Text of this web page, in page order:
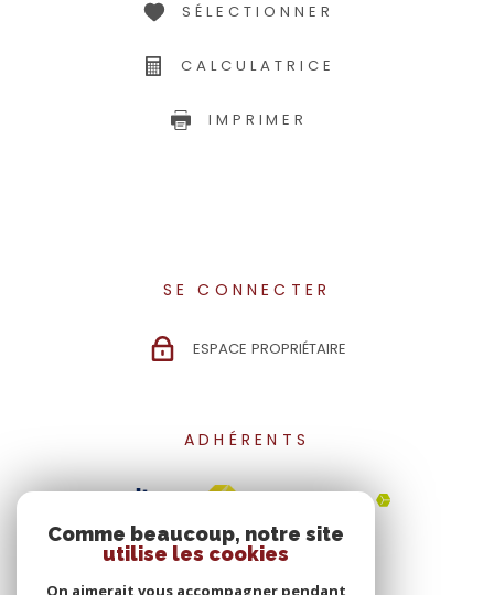
SÉLECTIONNER
CALCULATRICE
IMPRIMER
SE CONNECTER
ESPACE PROPRIÉTAIRE
ADHÉRENTS
Comme beaucoup, notre site
utilise les cookies
On aimerait vous accompagner pendant